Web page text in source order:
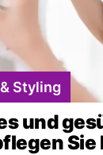
Styling
und
Sie